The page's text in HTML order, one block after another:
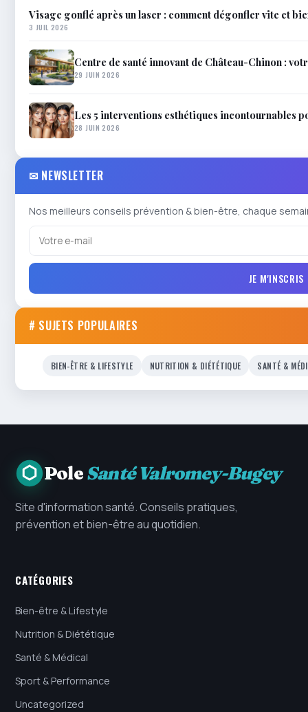
Visage gonflé après un laser : comment dégonfler vite et
3 JUIL 2026
Centre de santé innovant de Château-Chinon :
29 JUIN 2026
Les 5 interventions esthétiques incontournables
28 JUIN 2026
✉ NEWSLETTER
Nos meilleurs conseils prévention & bien-être, chaque
JE M'INSCRIS
# SUJETS POPULAIRES
BIEN-ÊTRE & LIFESTYLE NUTRITION & DIÉTÉTIQUE SANTÉ &
PoleSanté Valromey-Bugey
Site d'information santé. Conseils pratiques,
prévention et bien-être au quotidien.
CATÉGORIES
Bien-être & Lifestyle
Nutrition & Diététique
Santé & Médical
Sport & Performance
Uncategorized